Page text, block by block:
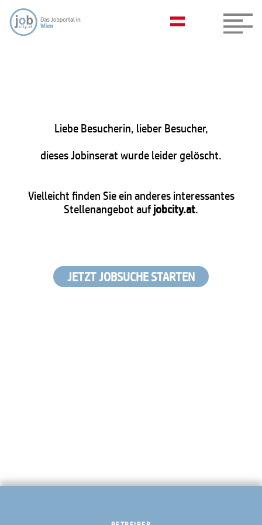
Liebe Besucherin, lieber Besucher,
dieses Jobinserat wurde leider gelöscht.
Vielleicht finden Sie ein anderes interessantes
Stellenangebot aufjobcity.at.
JETZT JOBSUCHE STARTEN